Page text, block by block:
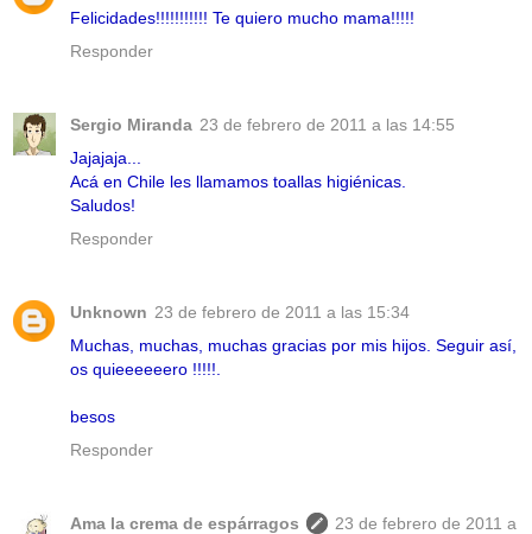
Felicidades!!!!!!!!!!! Te quiero mucho mama!!!!!
Responder
Sergio Miranda 23 de febrero de 2011 a las 14:55
Jajajaja...
Acá en Chile les llamamos toallas higiénicas.
Saludos!
Responder
Unknown 23 de febrero de 2011 a las 15:34
Muchas, muchas, muchas gracias por mis hijos. Seguir así,
os quieeeeeero !!!!!.
besos
Responder
Ama la crema de espárragos
23 de febrero de 2011 a